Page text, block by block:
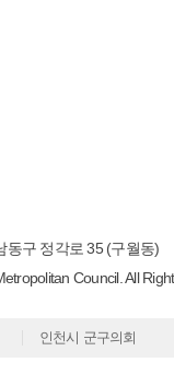
동구 정각로 35 (구월동)
Council. All
인천시 군구의회